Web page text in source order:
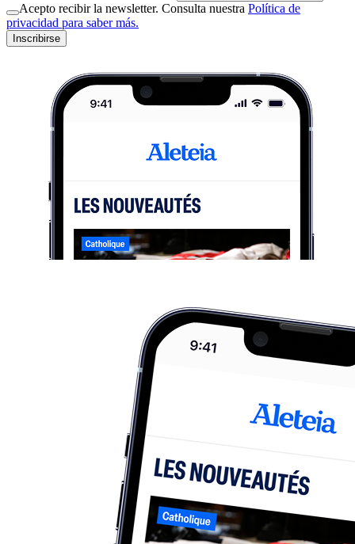
Acepto recibir la newsletter. Consulta nuestra Política de
privacidad para saber más.
Inscribirse